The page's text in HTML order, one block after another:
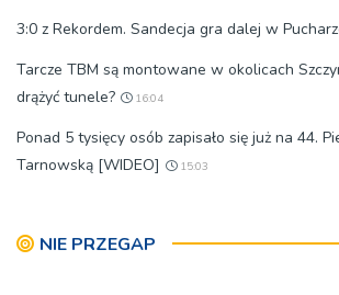
3:0 z Rekordem. Sandecja gra dalej w
Tarcze TBM są montowane w okolicach
drążyć tunele?
16:04
Ponad 5 tysięcy osób zapisało się już na 44.
Tarnowską [WIDEO]
15:03
NIE PRZEGAP